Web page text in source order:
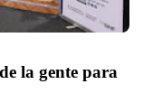
la gente para